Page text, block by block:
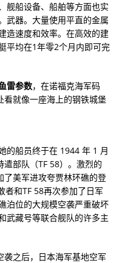
舰船设备、船舶等方面也实
武器。大量使用平直的金属
造速度和效率。在高效的建
平均在1年零2个月内即可完
雷参数，在诺福克海军码
看就像一座海上的钢铁城堡
的船员终于在 1944 年 1 月
部队（TF 58）。激烈的
了美军进攻夸贾林环礁的登
者和TF 58再次参加了日军
泊位的大规模空袭严重破坏
武藏号等联合舰队的许多主
之后，日本海军基地空军